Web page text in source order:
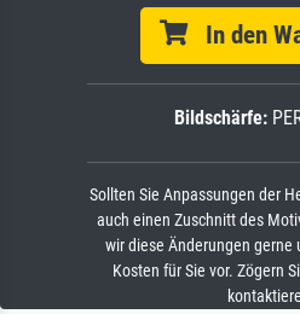
In den
Bildschärfe:
Sollten Sie Anpassungen der
auch einen Zuschnitt des
wir diese Änderungen gerne
Kosten für Sie vor. Zögern